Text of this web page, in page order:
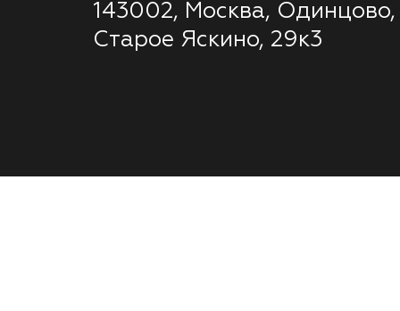
143002, Москва, Одинцово,
Старое Яскино, 29к3